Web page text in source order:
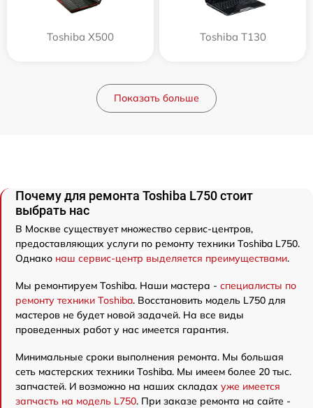
Toshiba X500 Toshiba T130
Показать больше
Почему для ремонта Toshiba L750 стоит
выбрать нас
В Москве существует множество сервис-центров,
предоставляющих услуги по ремонту техники Toshiba L750.
Однако наш сервис-центр выделяется преимуществами.
Мы ремонтируем Toshiba. Наши мастера - специалисты по
ремонту техники Toshiba. Восстановить модель L750 для
мастеров не будет новой задачей. На все виды
проведенных работ у нас имеется гарантия.
Минимальные сроки выполнения ремонта. Мы большая
сеть мастерских техники Toshiba. Мы имеем более 20 тыс.
запчастей. И возможно на наших складах уже имеется
запчасть на модель L750. При заказе ремонта на сайте -